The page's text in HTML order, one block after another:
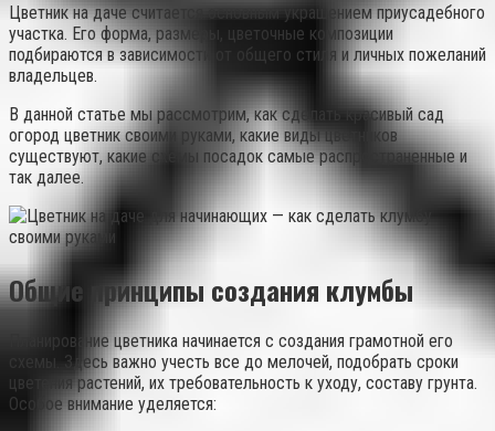
Цветник на даче считается основным украшением приусадебного
участка. Его форма, размеры, цветочные композиции
подбираются в зависимости от общего стиля и личных пожеланий
владельцев.
В данной статье мы рассмотрим, как сделать красивый сад
огород цветник своими руками, какие виды цветников
существуют, какие схемы посадок самые распространенные и
так далее.
Общие принципы создания клумбы
Планирование цветника начинается с создания грамотной его
схемы. Здесь важно учесть все до мелочей, подобрать сроки
цветения растений, их требовательность к уходу, составу грунта.
Особое внимание уделяется: